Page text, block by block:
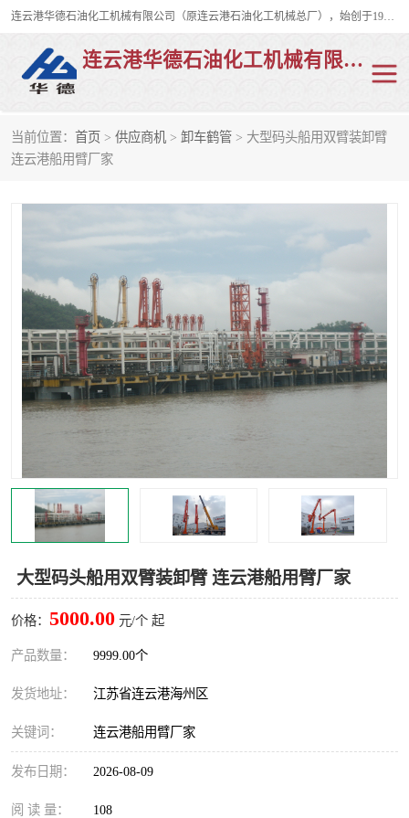
连云港华德石油化工机械有限公司（原连云港石油化工机械总厂），始创于1982年，是从事码头船用流体装卸臂、陆用流体装卸臂（鹤管）、活动梯、钢构平台、定量装车系统等全系列流体装卸设备的设计、制造、销售以及服务的专业供应商。
连云港华德石油化工机械有限公司
当前位置： 首页 > 供应商机 > 卸车鹤管 > 大型码头船用双臂装卸臂
连云港船用臂厂家
大型码头船用双臂装卸臂 连云港船用臂厂家
价格： 5000.00 元/个 起
产品数量： 9999.00个
发货地址： 江苏省连云港海州区
关键词： 连云港船用臂厂家
发布日期： 2026-08-09
阅 读 量： 108
陆用流体装卸臂
液氨鹤管 液氯鹤管
LNG鹤管
平台栈桥 卸车鹤管
装车鹤管 输油臂
紧急脱离干式接头 火车鹤管
汽车鹤管
底部鹤管
浮动出油装置 鹤管